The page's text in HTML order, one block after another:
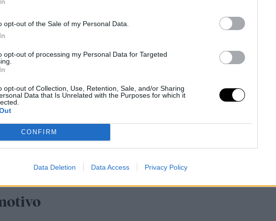
opt-out of the Sale of my Personal Data.
opt-out of processing my Personal Data for Targeted
opt-out of Collection, Use, Retention, Sale, and/or Sharing
Data that Is Unrelated with the Purposes for which it
CONFIRM
Data Deletion Data Access Privacy Policy
la princesa lucía el uniforme de gala de la
por los presentes. Este es un nuevo gesto
en la vida institucional de la Corona.
del Mérito Naval con distintivo blanco por
Rey a la Princesa de Asturias.
pic.twitter.com/0fhF5EuXuc
el Rey (@CasaReal)July 16, 2025